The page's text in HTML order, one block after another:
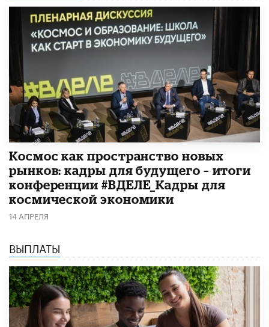
Космос как пространство новых
рынков: кадры для будущего – итоги
конференции #ВДЕЛЕ_Кадры для
космической экономики
14 АПРЕЛЯ
ВЫПЛАТЫ